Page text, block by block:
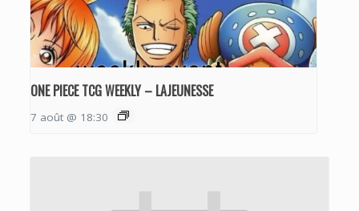
ONE PIECE TCG WEEKLY – LAJEUNESSE
7 août @ 18:30